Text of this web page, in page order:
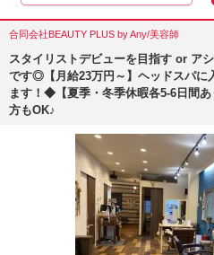
合同会社BEAUTY PLUS by Any/美容師
スタイリストデビューを目指す or ア
です◎【月給23万円～】ヘッドスパに
ます！◆【夏季・冬季休暇各5-6日間
方もOK♪